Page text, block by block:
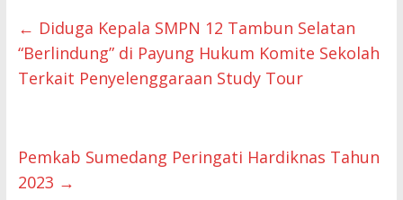
← Diduga Kepala SMPN 12 Tambun Selatan
“Berlindung” di Payung Hukum Komite Sekolah
Terkait Penyelenggaraan Study Tour
Pemkab Sumedang Peringati Hardiknas Tahun
2023 →